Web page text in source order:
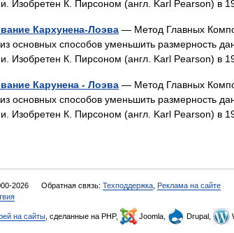
Изобретен К. Пирсоном (англ. Karl Pearson) в
Кархунена-Лоэва — Метод Главных
основных способов уменьшить размерность
Изобретен К. Пирсоном (англ. Karl Pearson) в
Карунена - Лоэва — Метод Главных
основных способов уменьшить размерность
Изобретен К. Пирсоном (англ. Karl Pearson) в
2026 Обратная связь: Техподдержка
Реклама на сайте
на сайты , сделанные на PHP, Joomla, Drupal,